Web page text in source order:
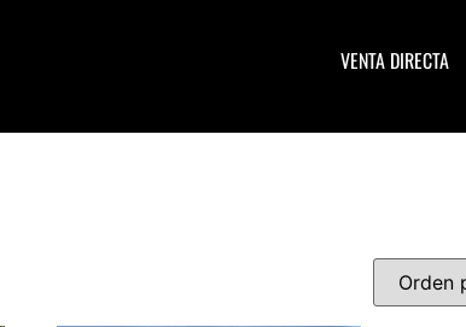
VENTA DIRECTA